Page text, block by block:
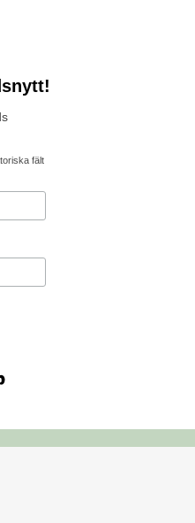
fält